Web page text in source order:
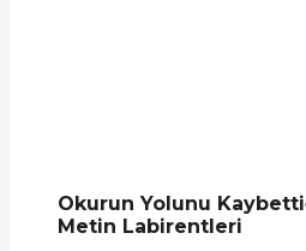
Okurun Yolunu
Metin Labirentleri